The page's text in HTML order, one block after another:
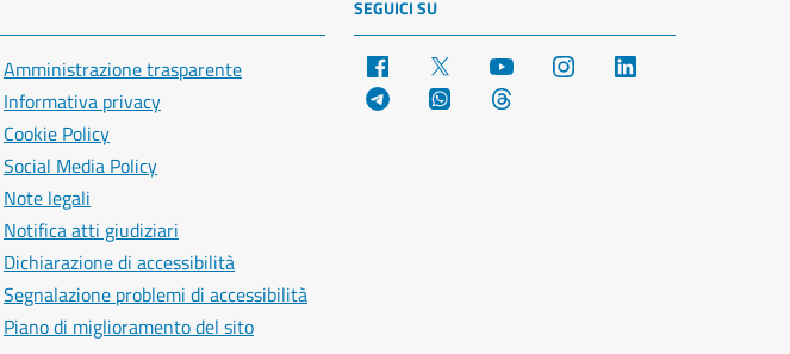
Amministrazione trasparente
Informativa privacy
Cookie Policy
Social Media Policy
Note legali
Notifica atti giudiziari
Dichiarazione di accessibilità
Segnalazione problemi di accessibilità
Piano di miglioramento del sito
SEGUICI SU
Facebook YouTube Instagram
Telegram WhatsApp